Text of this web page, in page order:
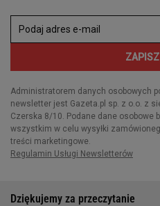
Dziękujemy za przeczytanie